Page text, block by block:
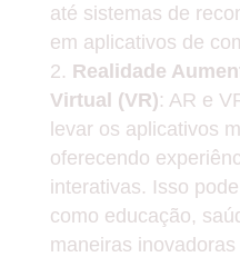
até sistemas de
em aplicativos de
Realidade
Virtual (VR): AR e
levar os aplicativos
oferecendo
interativas. Isso
como educação,
maneiras